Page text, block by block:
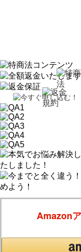
Amazon